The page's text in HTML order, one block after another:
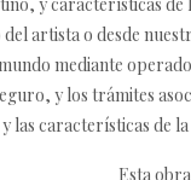
del artista o desde
mediante
y los trámites
las características de
Esta